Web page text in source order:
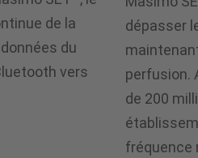
de la
du
vers
dépasser
perfusion.
de 200
fréquence